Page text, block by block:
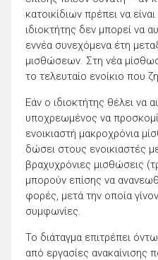
κατοικίδιων πρέπει να
ιδιοκτήτης δεν μπορεί να
εννέα συνεχόμενα έτη
μισθώσεων. Στη νέα
το τελευταίο ενοίκιο που
Εάν ο ιδιοκτήτης θέλει να
υποχρεωμένος να
ενοικιαστή μακροχρόνια
δώσει στους ενοικιαστές
βραχυχρόνιες μισθώσεις
μπορούν επίσης να
φορές, μετά την οποία
συμφωνίες.
Το διάταγμα επιτρέπει
από εργασίες ανακαίνισης